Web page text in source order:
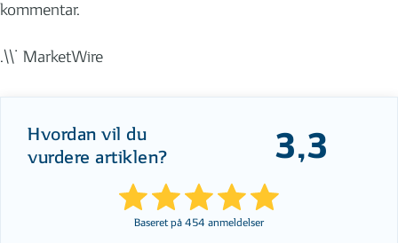
kommentar.
.\\˙ MarketWire
Hvordan vil du
vurdere artiklen?
3,3
Baseret på 454 anmeldelser